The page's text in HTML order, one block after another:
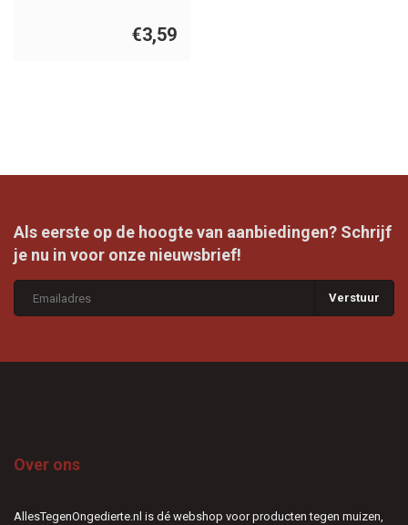
€3,59
Als eerste op de hoogte van aanbiedingen? Schrijf
je nu in voor onze nieuwsbrief!
Verstuur
Over ons
AllesTegenOngedierte.nl is dé webshop voor producten tegen muizen,